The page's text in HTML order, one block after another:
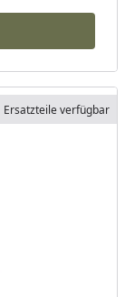
Ersatzteile verfügbar